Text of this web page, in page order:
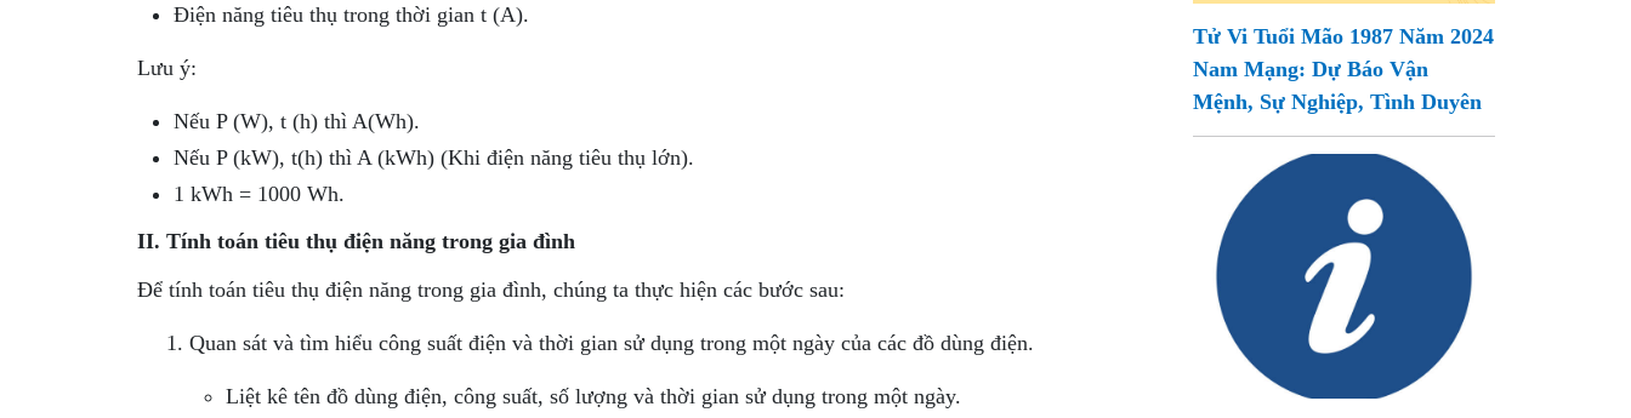
Điện năng tiêu thụ trong thời gian t (A).
Lưu ý:
Nếu P (W), t (h) thì A(Wh).
Nếu P (kW), t(h) thì A (kWh) (Khi điện năng tiêu thụ lớn).
1 kWh = 1000 Wh.
II. Tính toán tiêu thụ điện năng trong gia đình
Để tính toán tiêu thụ điện năng trong gia đình, chúng ta thực hiện các bước sau:
Quan sát và tìm hiểu công suất điện và thời gian sử dụng trong một ngày của các đồ dùng điện.
Liệt kê tên đồ dùng điện, công suất, số lượng và thời gian sử dụng trong một ngày.
Tử Vi Tuổi Mão 1987 Năm 2024
Nam Mạng: Dự Báo Vận
Mệnh, Sự Nghiệp, Tình Duyên